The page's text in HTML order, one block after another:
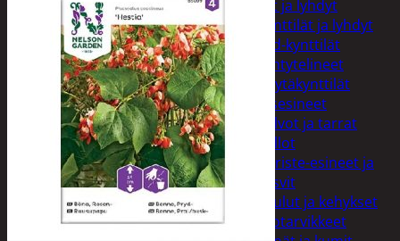
Kynttilät ja lyhdyt
Kynttilät ja lyhdyt
Led-kynttilät
Lyhtytelineet
Pöytäkynttilät
Sisustusesineet
Kalvot ja tarrat
Kellot
Koriste-esineet ja
kasvit
Taulut ja kehykset
Toimistotarvikkeet